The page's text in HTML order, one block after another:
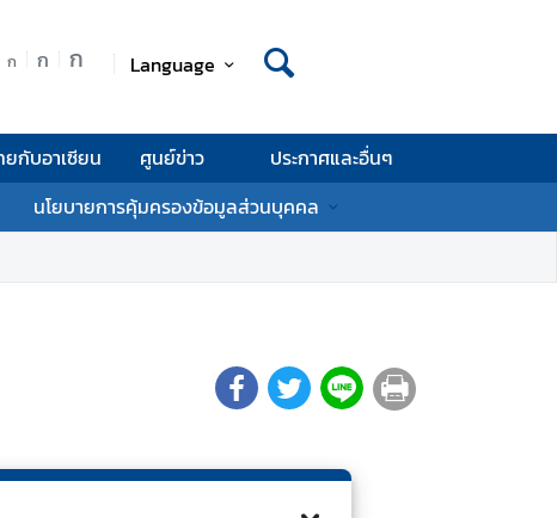
ก ก ก Language
ยกับอาเซียน ศูนย์ข่าว
ประกาศและอื่นๆ
นโยบายการคุ้มครองข้อมูลส่วนบุคคล